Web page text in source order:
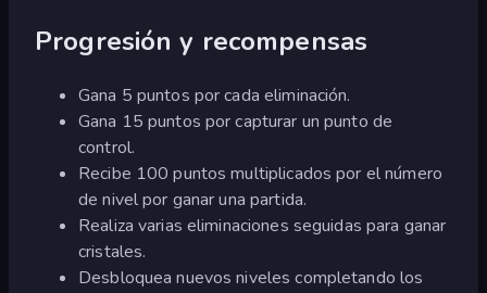
Progresión y recompensas
Gana 5 puntos por cada eliminación.
Gana 15 puntos por capturar un punto de
control.
Recibe 100 puntos multiplicados por el número
de nivel por ganar una partida.
Realiza varias eliminaciones seguidas para ganar
cristales.
Desbloquea nuevos niveles completando los